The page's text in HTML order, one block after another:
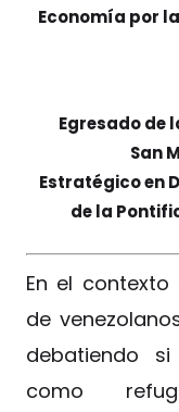
Economía por
Egresado de
San
Estratégico en
de la
En el
de
debatiendo
como